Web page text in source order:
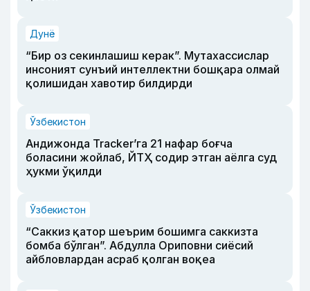
Дунё
“Бир оз секинлашиш керак”. Мутахассислар
инсоният сунъий интеллектни бошқара олмай
қолишидан хавотир билдирди
Ўзбекистон
Андижонда Tracker’га 21 нафар боғча
боласини жойлаб, ЙТҲ содир этган аёлга суд
ҳукми ўқилди
Ўзбекистон
“Саккиз қатор шеърим бошимга саккизта
бомба бўлган”. Абдулла Ориповни сиёсий
айбловлардан асраб қолган воқеа